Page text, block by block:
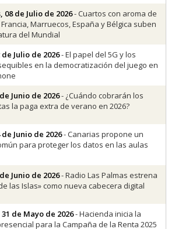
08 de Julio de 2026- Cuartos con aroma de
Marruecos, España y Bélgica suben
del Mundial
de Julio de 2026- El papel del 5G y los
en la democratización del juego en
Junio de 2026- ¿Cuándo cobrarán los
la paga extra de verano en 2026?
de Junio de 2026- Canarias propone un
para proteger los datos en las aulas
Junio de 2026- Radio Las Palmas estrena
las Islas» como nueva cabecera digital
de Mayo de 2026- Hacienda inicia la
para la Campaña de la Renta 2025